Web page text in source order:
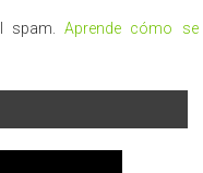
spam.Aprende cómo se